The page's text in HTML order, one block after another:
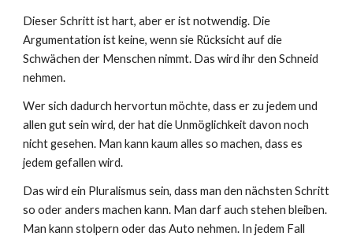
Dieser Schritt ist hart, aber er ist notwendig. Die
Argumentation ist keine, wenn sie Rücksicht auf die
Schwächen der Menschen nimmt. Das wird ihr den Schneid
nehmen.
Wer sich dadurch hervortun möchte, dass er zu jedem und
allen gut sein wird, der hat die Unmöglichkeit davon noch
nicht gesehen. Man kann kaum alles so machen, dass es
jedem gefallen wird.
Das wird ein Pluralismus sein, dass man den nächsten Schritt
so oder anders machen kann. Man darf auch stehen bleiben.
Man kann stolpern oder das Auto nehmen. In jedem Fall